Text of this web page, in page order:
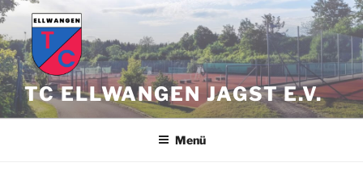
Zum
Inhalt
springen
TC ELLWANGEN JAGST E.V.
Menü